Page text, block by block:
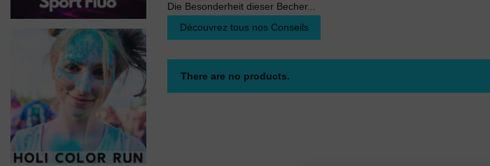
Die Besonderheit dieser Becher...
Découvrez tous nos Conseils
There are no products.